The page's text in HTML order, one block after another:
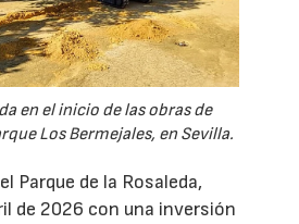
en el inicio de las obras de
Los Bermejales, en Sevilla.
Parque de la Rosaleda,
de 2026 con una inversión